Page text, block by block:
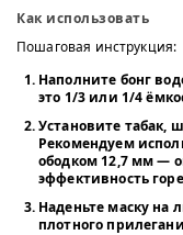
Как использовать
Пошаговая инструкция:
Наполните бонг
это 1/3 или 1/4
Установите табак,
Рекомендуем
ободком 12,7 мм—
эффективность
Наденьте маску на
плотного